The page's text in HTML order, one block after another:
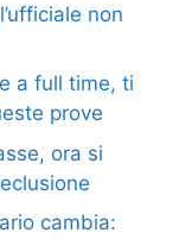
non
a full time, ti
prove
ora si
cambia: